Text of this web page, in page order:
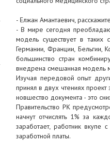
- Елжан Амантаевич,
- В мире сегодня
модель существует в таких
Германии, Франции, Бельгии,
большинство стран
внедрена смешанная модель
Изучая передовой опыт
принял в двух чтениях
новшество документа - это
Правительство РК
начнут отчислять 1% за
заработает, работник
заработной платы.